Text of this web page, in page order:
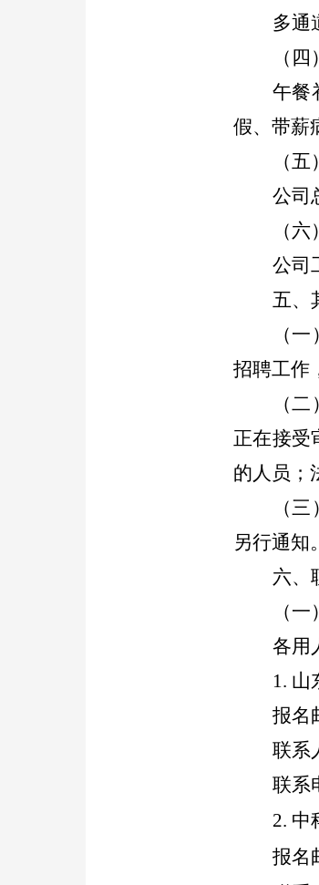
多通
（
午餐
假、带薪
（
公司
（
公司
五、
（
招聘工作
（
正在接受
的人员；
（
另行通知。
六、
（
各用
1. 山
报名
联系
联系
2. 中
报名